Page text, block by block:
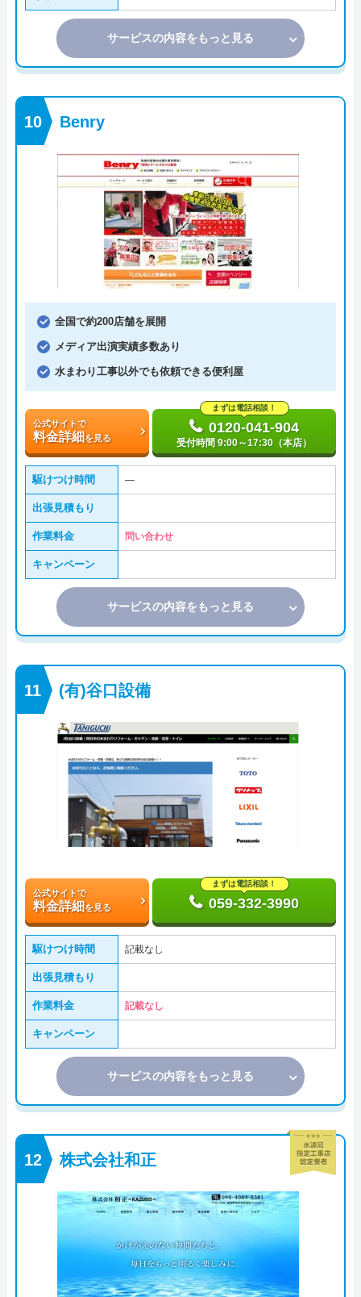
サービスの内容をもっと見る
Benry
全国で約200店舗を展開
メディア出演実績多数あり
水まわり工事以外でも依頼できる便利屋
公式サイトで
料金詳細を見る
まずは電話相談！
0120-041-904
受付時間 9:00～17:30（本店）
駆けつけ時間 ―
出張見積もり
作業料金 問い合わせ
キャンペーン
サービスの内容をもっと見る
(有)谷口設備
公式サイトで
料金詳細を見る
まずは電話相談！
059-332-3990
駆けつけ時間 記載なし
出張見積もり
作業料金 記載なし
キャンペーン
サービスの内容をもっと見る
株式会社和正